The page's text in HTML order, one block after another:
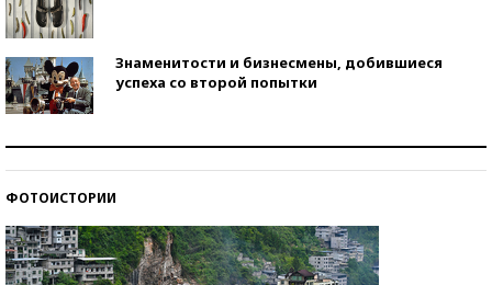
Знаменитости и бизнесмены, добившиеся
успеха со второй попытки
ФОТОИСТОРИИ